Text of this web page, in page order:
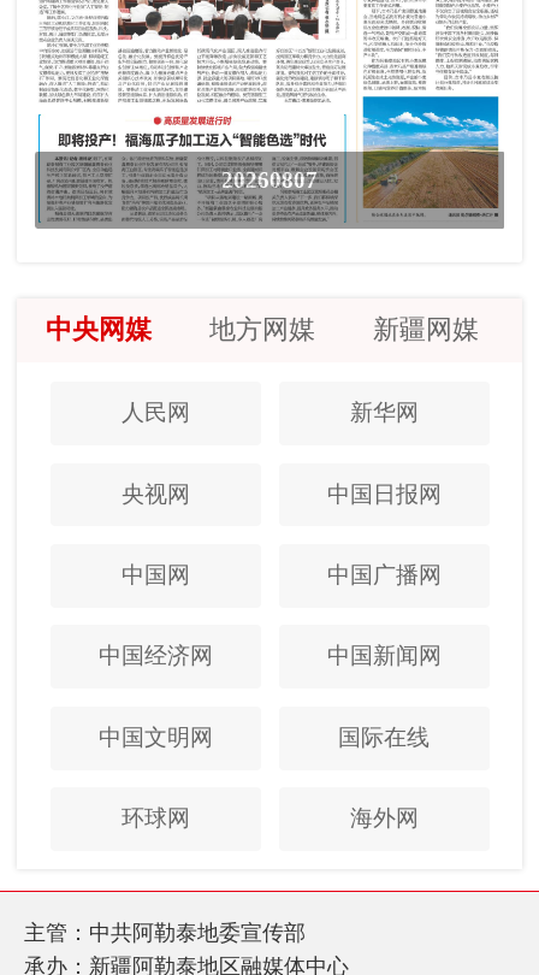
20260807
中央网媒 地方网媒 新疆网媒
人民网 新华网
央视网 中国日报网
中国网 中国广播网
中国经济网 中国新闻网
中国文明网 国际在线
环球网 海外网
主管：中共阿勒泰地委宣传部
承办：新疆阿勒泰地区融媒体中心